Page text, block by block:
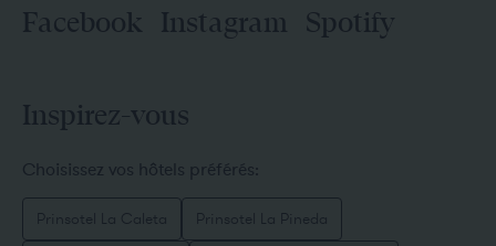
Facebook Instagram Spotify
Inspirez-vous
Choisissez vos hôtels préférés:
Prinsotel La Caleta Prinsotel La Pineda